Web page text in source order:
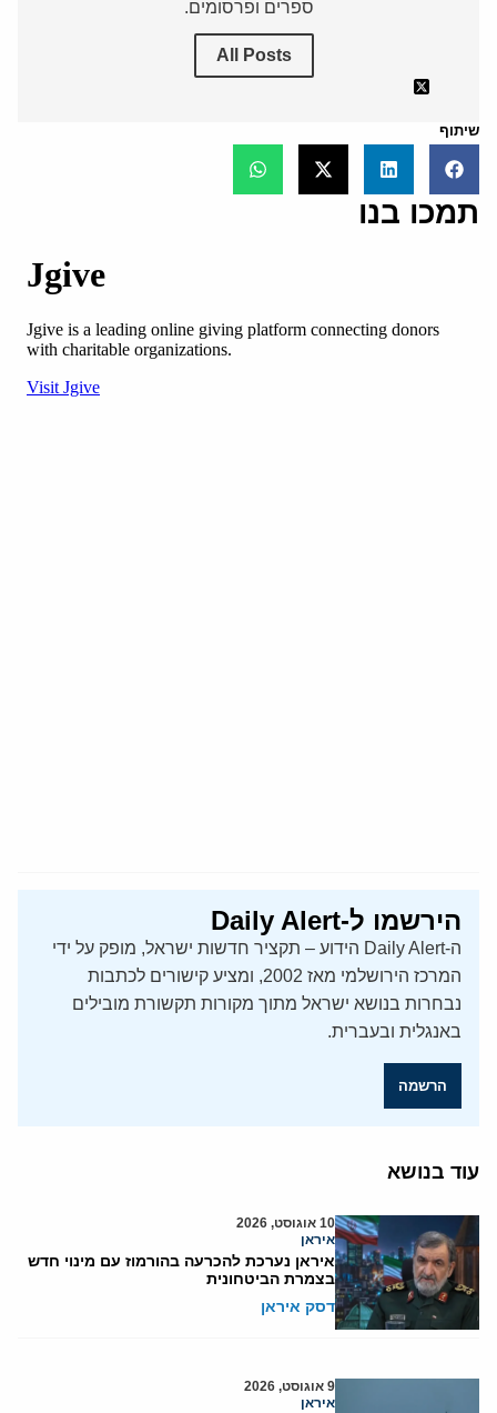
ספרים ופרסומים.
All Posts
שיתוף
תמכו בנו
הירשמו ל-Daily Alert
ה-Daily Alert הידוע – תקציר חדשות ישראל, מופק על ידי
המרכז הירושלמי מאז 2002, ומציע קישורים לכתבות
נבחרות בנושא ישראל מתוך מקורות תקשורת מובילים
באנגלית ובעברית.
הרשמה
עוד בנושא
10 אוגוסט, 2026
איראן
איראן נערכת להכרעה בהורמוז עם מינוי חדש
בצמרת הביטחונית
דסק איראן
9 אוגוסט, 2026
איראן